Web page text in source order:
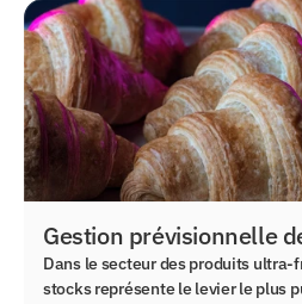
Gestion prévisionnelle
Dans le secteur des produits ultra-
stocks représente le levier le plus